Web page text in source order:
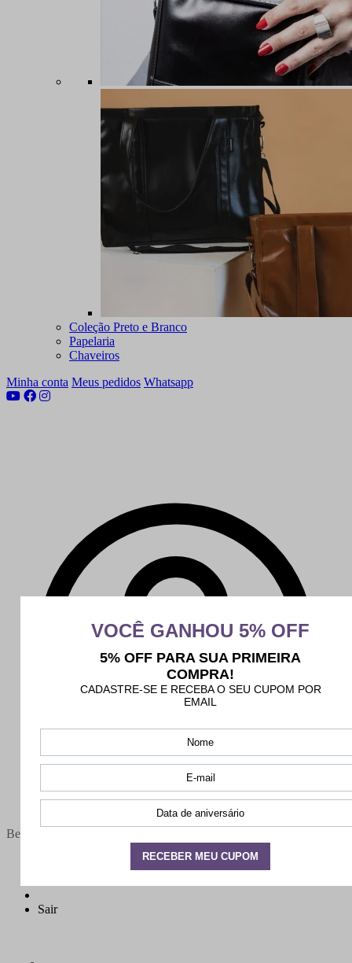
Coleção Preto e Branco
Papelaria
Chaveiros
Minha conta Meus pedidos Whatsapp
Bem-vindo(a),
Sair